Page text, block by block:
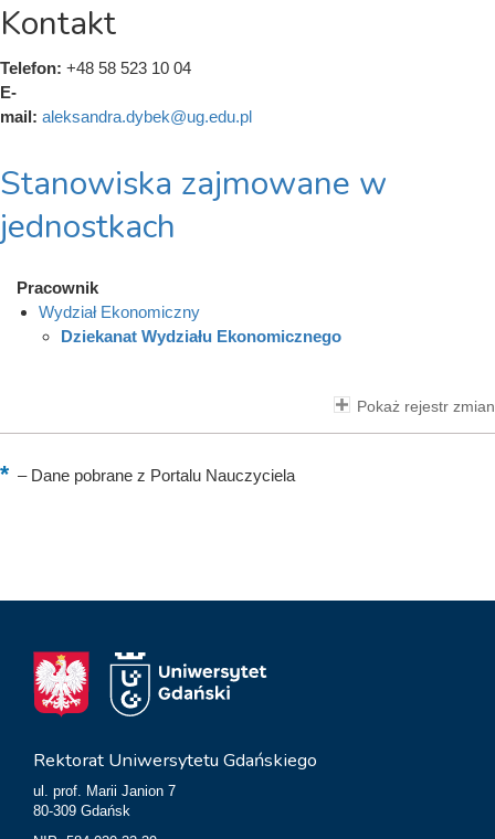
Kontakt
Telefon: +48 58 523 10 04
E-
mail: aleksandra.dybek@ug.edu.pl
Stanowiska zajmowane w
jednostkach
Pracownik
Wydział Ekonomiczny
Dziekanat Wydziału Ekonomicznego
Pokaż rejestr zmian
–Dane pobrane z Portalu Nauczyciela
Rektorat Uniwersytetu Gdańskiego
ul. prof. Marii Janion 7
80-309 Gdańsk